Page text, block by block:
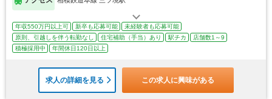
年収550万円以上可 新卒も応募可能
未経験者も応募可能
原則、引越しを伴う転勤なし
住宅補助（手当）あり 駅チカ
店舗数1～9
積極採用中
年間休日120日以上
求人の詳細を見る この求人に興味がある